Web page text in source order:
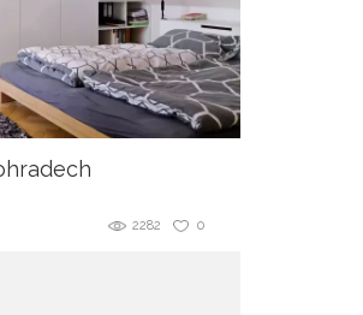
0
2282